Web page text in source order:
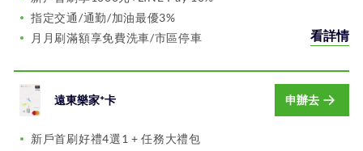
指定交通/通勤/加油最優3%
月月刷滿額享免費洗車/市區停車
看詳情
遠東樂家⁺卡 申辦去
新戶首刷好禮4選1 + 任務大禮包